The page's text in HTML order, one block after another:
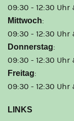
09:30 - 12:30 Uhr
Mittwoch:
09:30 - 12:30 Uhr
Donnerstag:
09:30 - 12:30 Uhr
Freitag:
09:30 - 12:30 Uhr
LINKS